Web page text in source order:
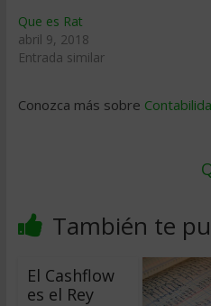
Que es Rat
abril 9, 2018
Entrada similar
Conozca más sobre
También te
El Cashflow
es el Rey